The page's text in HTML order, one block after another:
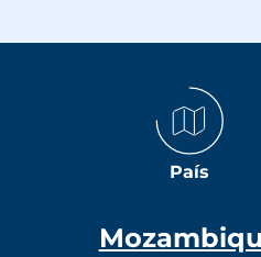
País